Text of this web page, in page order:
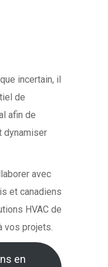
incertain, il
de
afin de
dynamiser
avec
et canadiens
HVAC de
vos projets.
en